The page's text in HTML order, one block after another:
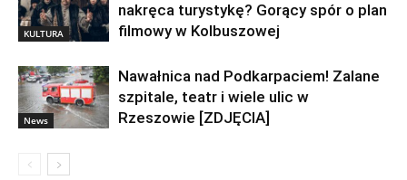
KULTURA
nakręca turystykę? Gorący spór o plan
filmowy w Kolbuszowej
News
Nawałnica nad Podkarpaciem! Zalane
szpitale, teatr i wiele ulic w
Rzeszowie [ZDJĘCIA]